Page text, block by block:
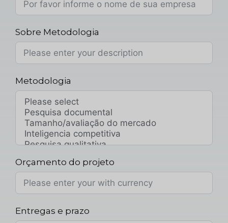
Sobre Metodologia
Metodologia
Orçamento do projeto
Entregas e prazo